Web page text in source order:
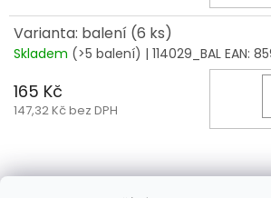
Varianta: balení (6 ks)
Skladem (>5 balení) | 114029_BAL EAN:
165 Kč
147,32 Kč bez DPH
Z